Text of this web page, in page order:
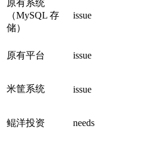
原有系统
（MySQL 存
储）
issue
原有平台 issue
米筐系统 issue
鲲洋投资 needs